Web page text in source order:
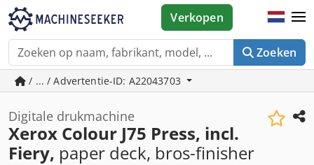
Zoeken
Verkopen
/ ... / Advertentie-ID: A22043703
Digitale drukmachine
Xerox Colour J75 Press, incl.
Fiery, paper deck, bros-finisher